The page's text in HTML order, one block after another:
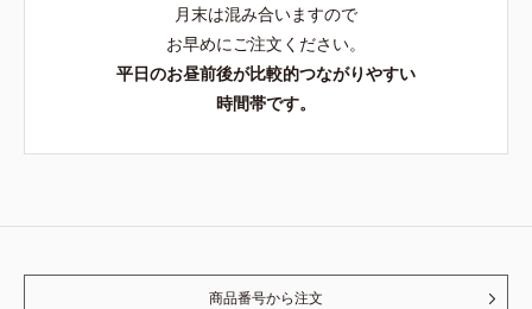
月末は混み合いますので
お早めにご注文ください。
平日のお昼前後が比較的つながりやすい
時間帯です。
商品番号から注文